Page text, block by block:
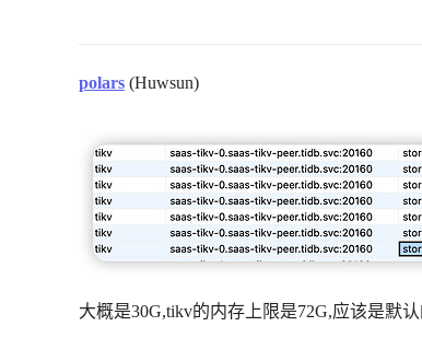
polars (Huwsun)
大概是30G,tikv的内存上限是72G,应该是默